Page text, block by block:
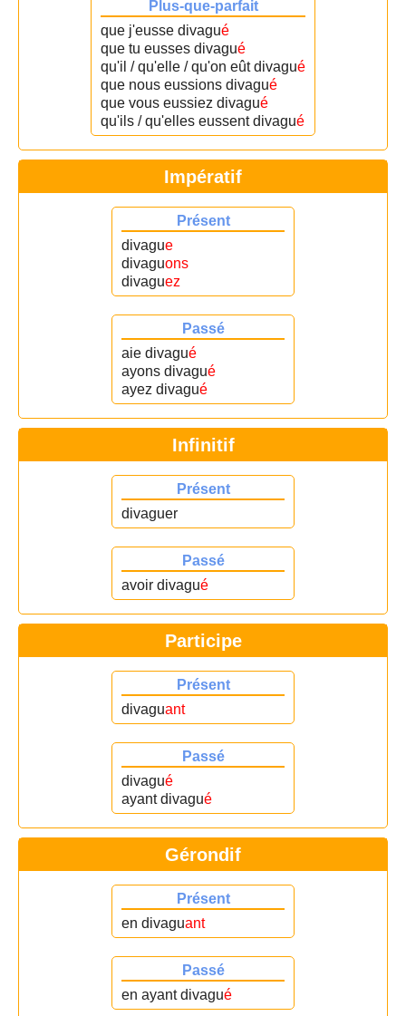
Plus-que-parfait
que j'eusse divagué
que tu eusses divagué
qu'il / qu'elle / qu'on eût divagué
que nous eussions divagué
que vous eussiez divagué
qu'ils / qu'elles eussent divagué
Impératif
Présent
divague
divaguons
divaguez
Passé
aie divagué
ayons divagué
ayez divagué
Infinitif
Présent
divaguer
Passé
avoir divagué
Participe
Présent
divaguant
Passé
divagué
ayant divagué
Gérondif
Présent
en divaguant
Passé
en ayant divagué